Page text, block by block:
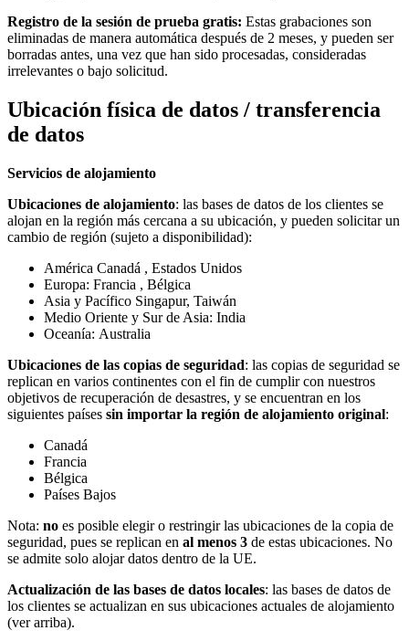
Registro de la sesión de prueba gratis: Estas grabaciones son
eliminadas de manera automática después de 2 meses, y pueden ser
borradas antes, una vez que han sido procesadas, consideradas
irrelevantes o bajo solicitud.
Ubicación física de datos / transferencia
de datos
Servicios de alojamiento
Ubicaciones de alojamiento: las bases de datos de los clientes se
alojan en la región más cercana a su ubicación, y pueden solicitar un
cambio de región (sujeto a disponibilidad):
América Canadá , Estados Unidos
Europa: Francia , Bélgica
Asia y Pacífico Singapur, Taiwán
Medio Oriente y Sur de Asia: India
Oceanía: Australia
Ubicaciones de las copias de seguridad: las copias de seguridad se
replican en varios continentes con el fin de cumplir con nuestros
objetivos de recuperación de desastres, y se encuentran en los
siguientes países sin importar la región de alojamiento original:
Canadá
Francia
Bélgica
Países Bajos
Nota: no es posible elegir o restringir las ubicaciones de la copia de
seguridad, pues se replican en al menos 3 de estas ubicaciones. No
se admite solo alojar datos dentro de la UE.
Actualización de las bases de datos locales: las bases de datos de
los clientes se actualizan en sus ubicaciones actuales de alojamiento
(ver arriba).